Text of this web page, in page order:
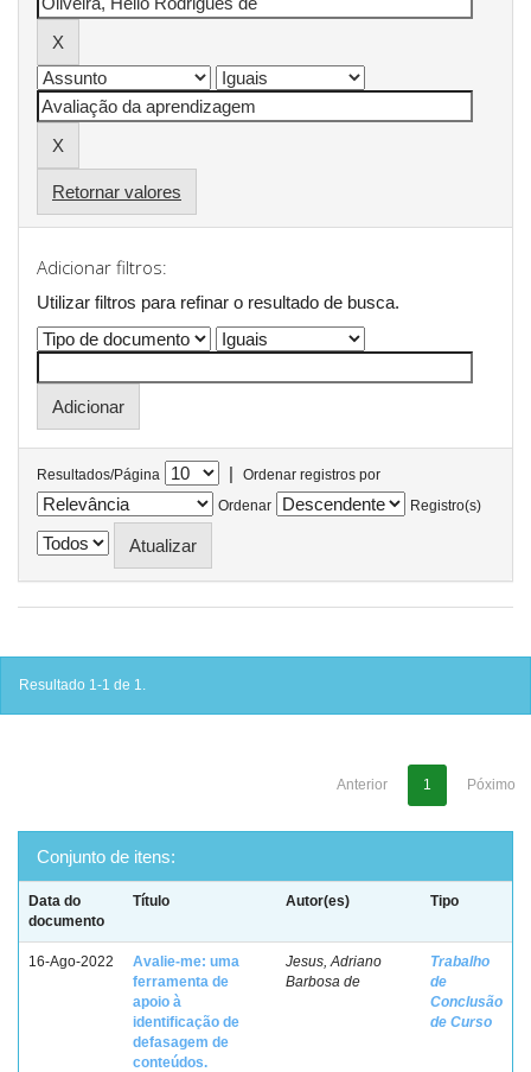
Retornar valores
Adicionar filtros:
Utilizar filtros para refinar o resultado de busca.
Resultados/Página |
Ordenar registros por
Ordenar
Registro(s)
Resultado 1-1 de 1.
Anterior 1 Póximo
Conjunto de itens:
Data do
documento
Título Autor(es) Tipo
16-Ago-2022
Avalie-me: uma
ferramenta de
apoio à
identificação de
defasagem de
conteúdos.
Jesus, Adriano
Barbosa de
Trabalho
de
Conclusão
de Curso